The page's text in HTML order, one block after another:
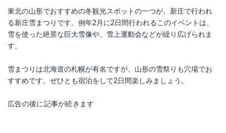
東北の山形でおすすめの冬観光スポットの一つが、新庄で行われ
る新庄雪まつりです。例年2月に2日間行われるこのイベントは、
雪を使った絶景な巨大雪像や、雪上運動会などが繰り広げられま
す。
雪まつりは北海道の札幌が有名ですが、山形の雪祭りも穴場でお
すすめです。ぜひとも宿泊をして2日間楽しみましょう。
広告の後に記事が続きます